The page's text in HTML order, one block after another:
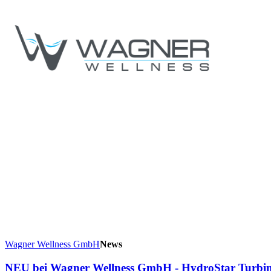
Wagner Wellness GmbHNews
NEU bei Wagner Wellness GmbH - HydroStar